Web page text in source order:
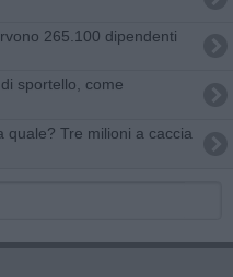
265.100 dipendenti
sportello, come
quale? Tre milioni a caccia